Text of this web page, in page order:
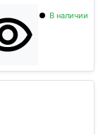
В наличии